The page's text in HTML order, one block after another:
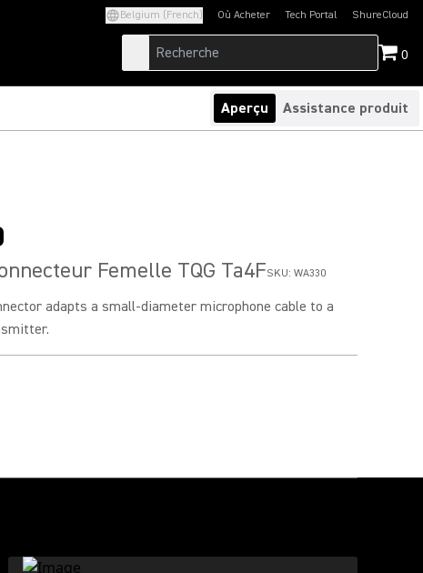
Belgium (French) Où Acheter Tech Portal
(Opens in a new tab)ShureCloud
(Opens in a new
0
Aperçu Assistance produit
Femelle TQG Ta4FSKU: WA330
adapts a small-diameter microphone cable to a